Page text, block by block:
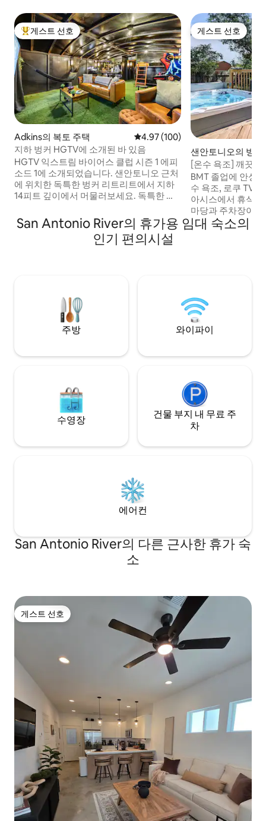
상위 게스트 선호
게스트 선호
Adkins의 복토 주택 평점 4.97점(5점 만점), 후기 100
4.97 (100)
지하 벙커 HGTV에 소개된 바 있음
HGTV 익스트림 바이어스 클럽 시즌 1 에피
소드 1에 소개되었습니다. 샌안토니오 근처
에 위치한 독특한 벙커 리트리트에서 지하
14피트 깊이에서 머물러보세요. 독특한 아
식 게임, TV가 있는 아늑한 라운지, 이층 침
대 스타일의 수면 공간, 간편한 식사를 위한
간이 주방이 있습니다. 지상에서는 화덕 옆
거리에 있는 이곳은 다른 곳과는 비교할 수
없는 기억에 남는 휴양지입니다.
게스트 선호
게스트 선호
샌안토니오의 방갈
[온수 욕조] 깨끗하
처에 위치
BMT 졸업에 안성맞춤입니
수 욕조, 로쿠 TV
아시스에서 휴식
마당과 주차장이
래프트맨 주택으
고 관광지에 쉽게 접
리지 - 2.7마일 포
군기지 - 11.7마일
San Antonio River의 휴가용 임대 숙소의
인기 편의시설
주방 와이파이
수영장
건물 부지 내 무료 주
차
에어컨
San Antonio River의 다른 근사한 휴가 숙
소
게스트 선호
게스트 선호